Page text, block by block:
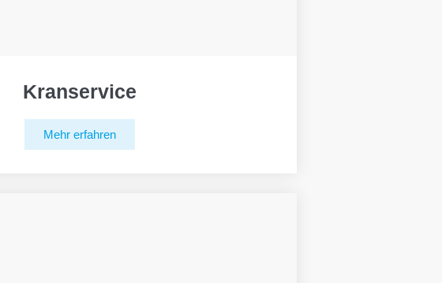
Kranservice
Mehr erfahren